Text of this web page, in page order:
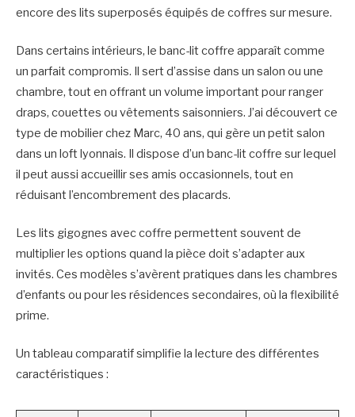
encore des lits superposés équipés de coffres sur mesure.
Dans certains intérieurs, le banc-lit coffre apparaît comme
un parfait compromis. Il sert d’assise dans un salon ou une
chambre, tout en offrant un volume important pour ranger
draps, couettes ou vêtements saisonniers. J’ai découvert ce
type de mobilier chez Marc, 40 ans, qui gère un petit salon
dans un loft lyonnais. Il dispose d’un banc-lit coffre sur lequel
il peut aussi accueillir ses amis occasionnels, tout en
réduisant l’encombrement des placards.
Les lits gigognes avec coffre permettent souvent de
multiplier les options quand la pièce doit s’adapter aux
invités. Ces modèles s’avèrent pratiques dans les chambres
d’enfants ou pour les résidences secondaires, où la flexibilité
prime.
Un tableau comparatif simplifie la lecture des différentes
caractéristiques :